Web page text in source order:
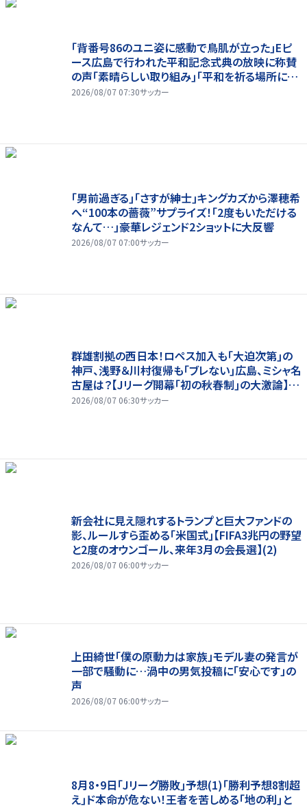
｢背番号86のユニ姿に感動で鳥肌が立った｣Eピ
ース広島で行われた平和記念式典の放映に称賛
の声｢素晴らしい取り組み｣｢平和を祈る場所に相
応しい｣
2026/08/07 07:30サッカー
｢男前過ぎる｣｢さすが紳士｣キングカズから澤穂希
へ“100本の薔薇”サプライズ！｢2度もいただける
なんて…｣豪華レジェンド2ショットに大反響
2026/08/07 07:00サッカー
群雄割拠の西日本！ロペス加入も｢大迫次第｣の
神戸、浅野＆川村復帰も｢ブレない｣広島、ミシャ名
古屋は？【Jリーグ開幕｢初の秋春制｣の大激論】
(2)
2026/08/07 06:30サッカー
新会社に見え隠れするトランプと巨大ファンドの
影、ルールすら歪める｢米国式｣【FIFA3兆円の野望
と2度のオウンゴール、来年3月の会長選】(2)
2026/08/07 06:00サッカー
上田綺世「僕の原動力は家族」モデル妻の発言が
一部で騒動に…渦中の男気投稿に「安心です」の
声
2026/08/07 06:00サッカー
8月8・9日｢Jリーグ勝敗｣予想(1)｢勝利予想8割超
え｣ド本命が危ない！王者を苦しめる｢地の利｣と